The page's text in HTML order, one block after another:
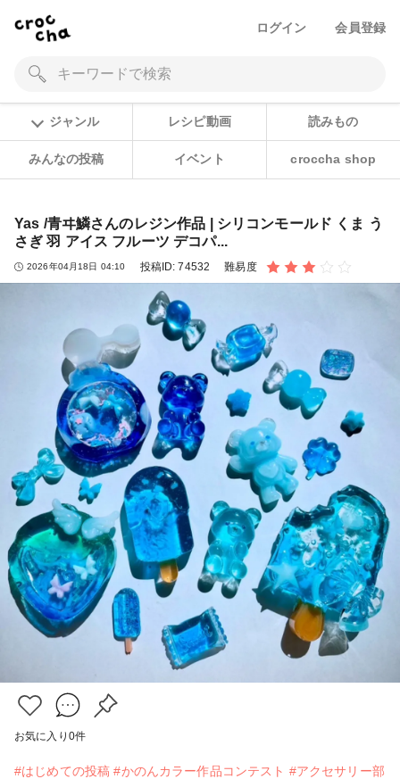
ログイン 会員登録
ジャンル レシピ動画 読みもの
みんなの投稿 イベント croccha shop
Yas /青ヰ鱗さんのレジン作品 | シリコンモールド くま う
さぎ 羽 アイス フルーツ デコパ...
2026年04月18日 04:10 投稿ID:74532 難易度
お気に入り 0件
#はじめての投稿 #かのんカラー作品コンテスト #アクセサリー部